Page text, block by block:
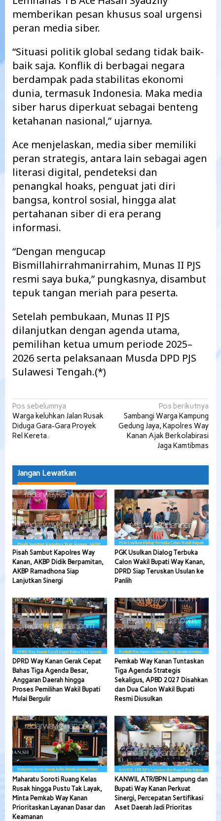
memberikan pesan khusus soal urgensi
peran media siber.
“Situasi politik global sedang tidak baik-
baik saja. Konflik di berbagai negara
berdampak pada stabilitas ekonomi
dunia, termasuk Indonesia. Maka media
siber harus diperkuat sebagai benteng
ketahanan nasional,” ujarnya.
Ace menjelaskan, media siber memiliki
peran strategis, antara lain sebagai agen
literasi digital, pendeteksi dan
penangkal hoaks, penguat jati diri
bangsa, kontrol sosial, hingga alat
pertahanan siber di era perang
informasi.
“Dengan mengucap
Bismillahirrahmanirrahim, Munas II PJS
resmi saya buka,” pungkasnya, disambut
tepuk tangan meriah para peserta.
Setelah pembukaan, Munas II PJS
dilanjutkan dengan agenda utama,
pemilihan ketua umum periode 2025–
2026 serta pelaksanaan Musda DPD PJS
Sulawesi Tengah.(*)
Navigasi
pos
Pos sebelumnya
Warga keluhkan Jalan Rusak
Diduga Gara-Gara Proyek
Rel Kereta.
Pos berikutnya
Sambangi Warga Kampung
Gedung Jaya, Kapolres Way
Kanan Ajak Berkolabirasi
Jaga Kamtibmas
Jangan Lewatkan
Pisah Sambut Kapolres Way
Kanan, AKBP Didik Berpamitan,
AKBP Ramadhona Siap
Lanjutkan Sinergi
PGK Usulkan Dialog Terbuka
Calon Wakil Bupati Way Kanan,
DPRD Siap Teruskan Usulan ke
Panlih
DPRD Way Kanan Gerak Cepat
Bahas Tiga Agenda Besar,
Anggaran Daerah hingga
Proses Pemilihan Wakil Bupati
Mulai Bergulir
Pemkab Way Kanan Tuntaskan
Tiga Agenda Strategis
Sekaligus, APBD 2027 Disahkan
dan Dua Calon Wakil Bupati
Resmi Diusulkan
Maharatu Soroti Ruang Kelas
Rusak hingga Pustu Tak Layak,
Minta Pemkab Way Kanan
Prioritaskan Layanan Dasar dan
Keamanan
KANWIL ATR/BPN Lampung dan
Bupati Way Kanan Perkuat
Sinergi, Percepatan Sertifikasi
Aset Daerah Jadi Prioritas